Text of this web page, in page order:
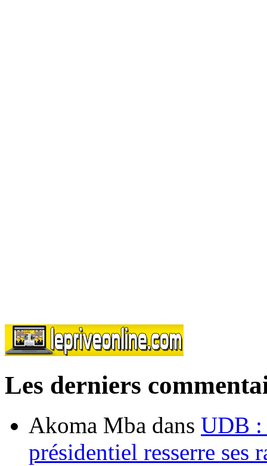
Les derniers
Akoma Mba dans UDB :
présidentiel resserre ses